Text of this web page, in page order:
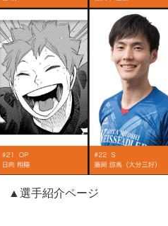
▲選手紹介ページ